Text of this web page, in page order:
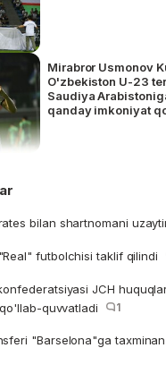
Mirabror Usmonov
O'zbekiston U-23
Saudiya
qanday imkoniyat
bilan shartnomani
futbolchisi taklif qilindi
JCH
quvvatladi
1
"Barselona"ga